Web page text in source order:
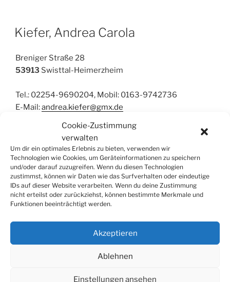
Cookie-Zustimmung
verwalten
Um dir ein optimales Erlebnis zu bieten, verwenden wir
Technologien wie Cookies, um Geräteinformationen zu speichern
und/oder darauf zuzugreifen. Wenn du diesen Technologien
zustimmst, können wir Daten wie das Surfverhalten oder eindeutige
IDs auf dieser Website verarbeiten. Wenn du deine Zustimmung
nicht erteilst oder zurückziehst, können bestimmte Merkmale und
Funktionen beeinträchtigt werden.
Akzeptieren
Ablehnen
Einstellungen ansehen
Kiefer, Andrea Carola
Breniger Straße 28
53913 Swisttal-Heimerzheim
Tel.: 02254-9690204, Mobil: 0163-9742736
E-Mail:andrea.kiefer@gmx.de
EMP
SUCHE